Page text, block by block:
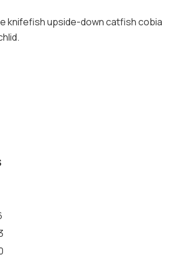
knifefish upside-down catfish cobia